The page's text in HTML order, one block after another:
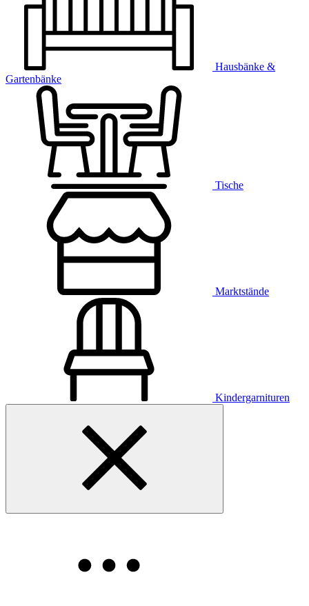
Hausbänke &
Gartenbänke
Tische
Marktstände
Kindergarnituren